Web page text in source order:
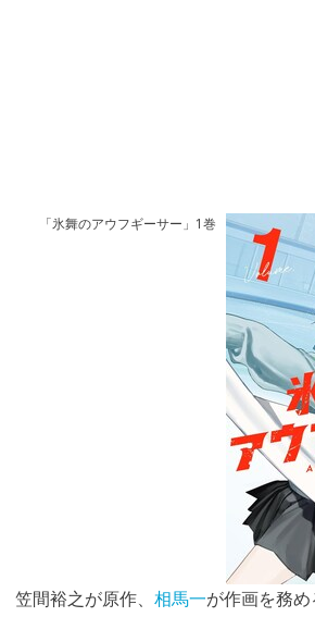
「氷舞のアウフギーサー」1巻
笠間裕之が原作、 相馬一が作画を務